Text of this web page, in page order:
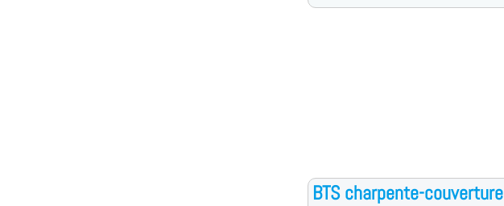
BTS charpente-couverture